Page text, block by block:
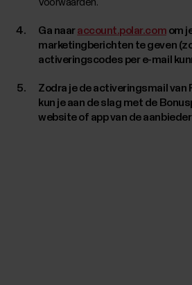
Voorwaarden.
Ga naaraccount.polar.com om
marketingberichten te geven
activeringscodes per e-mail
Zodra je de activeringsmail van
kun je aan de slag met de
website of app van de